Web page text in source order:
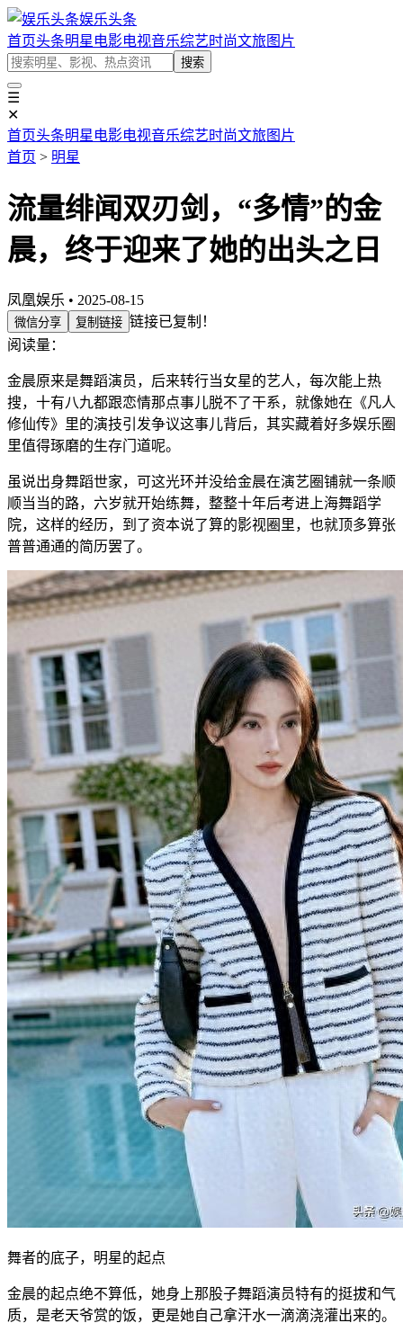
娱乐头条
首页头条明星 电影电视音乐综艺时尚文旅图片
搜索
☰
✕
首页头条明星 电影电视音乐综艺时尚文旅图片
首页 > 明星
流量绯闻双刃剑，“多情”的金
晨，终于迎来了她的出头之日
凤凰娱乐 • 2025-08-15
微信分享 复制链接 链接已复制！
阅读量：
金晨原来是舞蹈演员，后来转行当女星的艺人，每次能上热
搜，十有八九都跟恋情那点事儿脱不了干系，就像她在《凡人
修仙传》里的演技引发争议这事儿背后，其实藏着好多娱乐圈
里值得琢磨的生存门道呢。
虽说出身舞蹈世家，可这光环并没给金晨在演艺圈铺就一条顺
顺当当的路，六岁就开始练舞，整整十年后考进上海舞蹈学
院，这样的经历，到了资本说了算的影视圈里，也就顶多算张
普普通通的简历罢了。
舞者的底子，明星的起点
金晨的起点绝不算低，她身上那股子舞蹈演员特有的挺拔和气
质，是老天爷赏的饭，更是她自己拿汗水一滴滴浇灌出来的。